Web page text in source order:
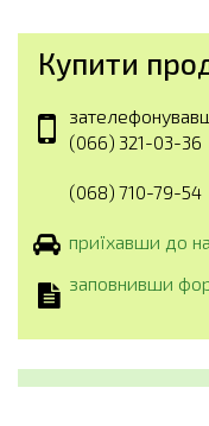
Купити
(066) 321-03-36
(068) 710-79-54
приїхавши до
заповнивши